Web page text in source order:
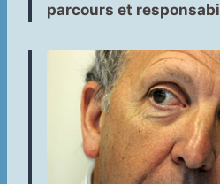
parcours et